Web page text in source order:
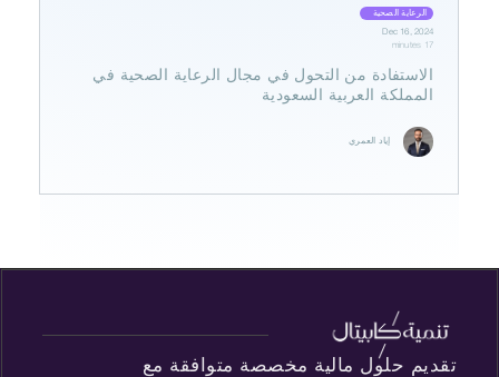
الرعاية الصحية
Dec 16, 2024
17 minutes
الاستفادة من التحول في مجال الرعاية الصحية في
المملكة العربية السعودية
إياد العمري
تقديم حلول مالية مخصصة متوافقة مع